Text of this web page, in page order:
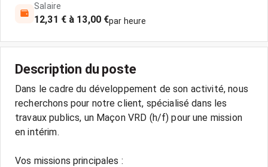
Salaire
12,31 € à 13,00 €par heure
Description du poste
Dans le cadre du développement de son activité, nous
recherchons pour notre client, spécialisé dans les
travaux publics, un Maçon VRD (h/f) pour une mission
en intérim.
Vos missions principales :